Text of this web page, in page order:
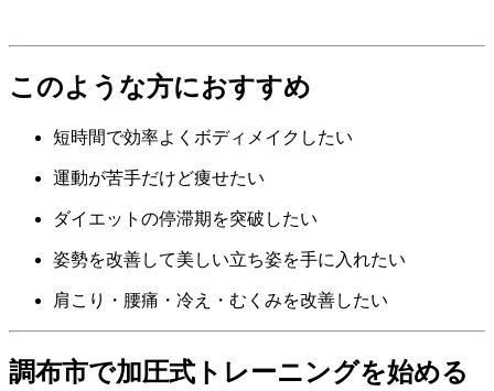
このような方におすすめ
短時間で効率よくボディメイクしたい
運動が苦手だけど痩せたい
ダイエットの停滞期を突破したい
姿勢を改善して美しい立ち姿を手に入れたい
肩こり・腰痛・冷え・むくみを改善したい
調布市で加圧式トレーニングを始める